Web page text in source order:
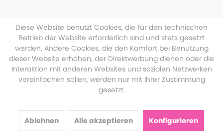
Diese Website benutzt Cookies, die für den technischen
Betrieb der Website erforderlich sind und stets gesetzt
werden. Andere Cookies, die den Komfort bei Benutzung
dieser Website erhöhen, der Direktwerbung dienen oder die
Interaktion mit anderen Websites und sozialen Netzwerken
vereinfachen sollen, werden nur mit Ihrer Zustimmung
gesetzt.
Ablehnen Alle akzeptieren Konfigurieren